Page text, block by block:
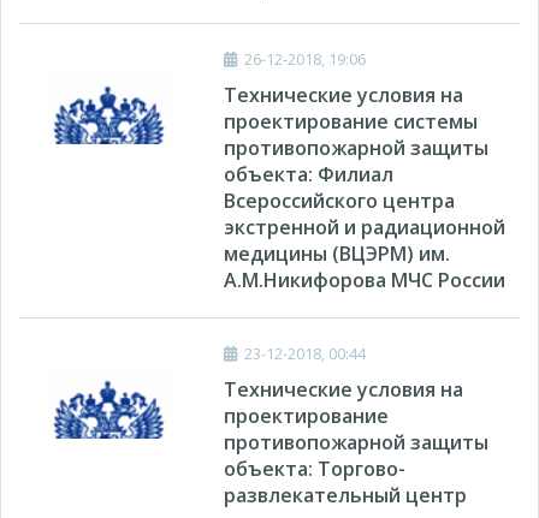
26-12-2018, 19:06
Технические условия на
проектирование системы
противопожарной защиты
объекта: Филиал
Всероссийского центра
экстренной и радиационной
медицины (ВЦЭРМ) им.
А.М.Никифорова МЧС России
23-12-2018, 00:44
Технические условия на
проектирование
противопожарной защиты
объекта: Торгово-
развлекательный центр